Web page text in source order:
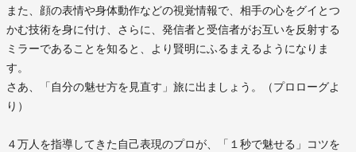
また、顔の表情や身体動作などの視覚情報で、相手の心をグイとつ
かむ技術を身に付け、さらに、発信者と受信者がお互いを反射する
ミラーであることを知ると、より賢明にふるまえるようになりま
す。
さあ、「自分の魅せ方を見直す」旅に出ましょう。（プロローグよ
り）
４万人を指導してきた自己表現のプロが、「１秒で魅せる」コツを